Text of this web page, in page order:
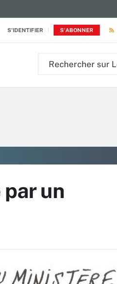
S'IDENTIFIER S'ABONNER
un